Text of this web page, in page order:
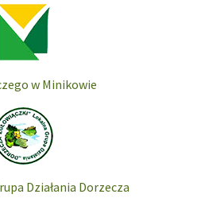
w Minikowie
Działania Dorzecza